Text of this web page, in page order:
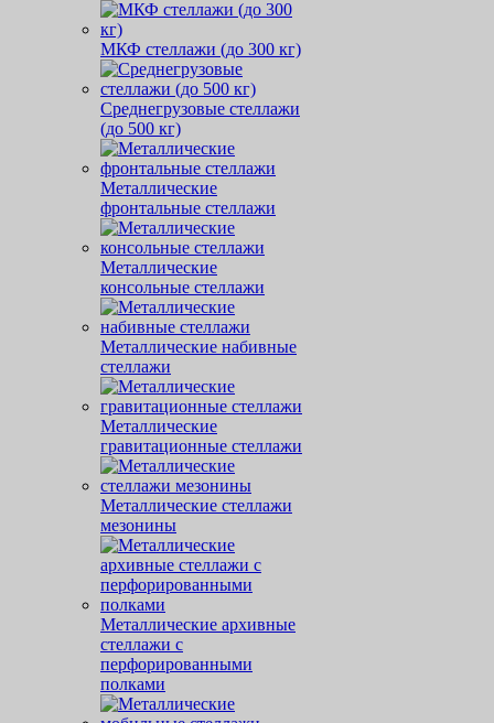
МКФ стеллажи (до 300 кг)
Среднегрузовые стеллажи
(до 500 кг)
Металлические
фронтальные стеллажи
Металлические
консольные стеллажи
Металлические набивные
стеллажи
Металлические
гравитационные стеллажи
Металлические стеллажи
мезонины
Металлические архивные
стеллажи с
перфорированными
полками